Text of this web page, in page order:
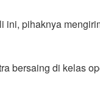
pihaknya
bersaing di kelas